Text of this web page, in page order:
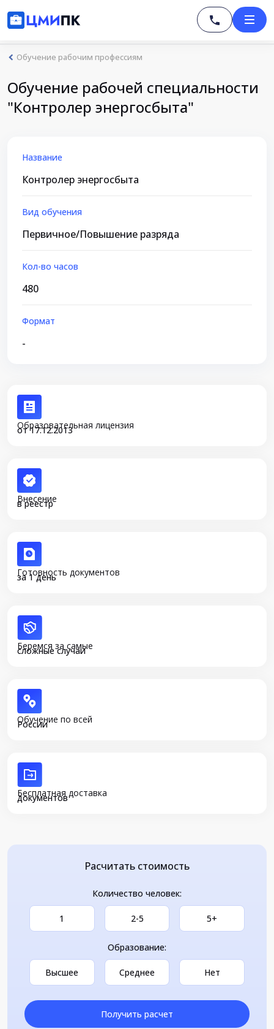
Обучение рабочим профессиям
Обучение рабочей специальности
"Контролер энергосбыта"
Название
Контролер энергосбыта
Вид обучения
Первичное/Повышение разряда
Кол-во часов
480
Формат
-
Образовательная лицензия
от 17.12.2013
Внесение
в реестр
Готовность документов
за 1 день
Беремся за самые
сложные случаи
Обучение по всей
России
Бесплатная доставка
документов
Расчитать стоимость
Количество человек:
1 2-5 5+
Образование:
Высшее Среднее Нет
Получить расчет